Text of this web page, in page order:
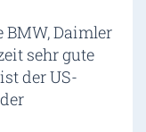
BMW, Daimler
sehr gute
der US-